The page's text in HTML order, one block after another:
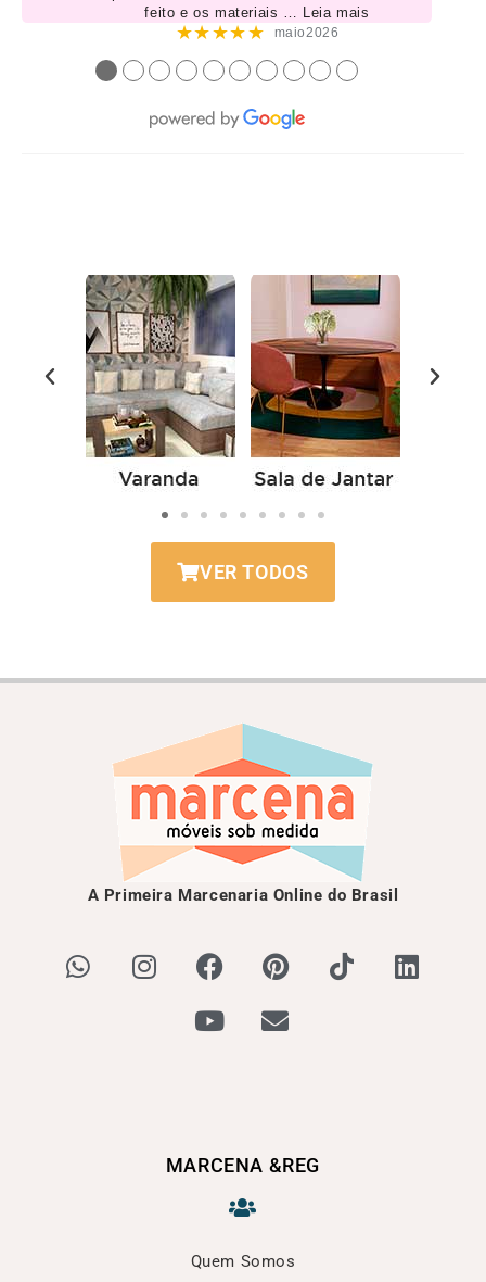
feito e os materiais
… Leia mais
★★★★★ maio2026
●●●●●●●●●●
VER TODOS
A Primeira Marcenaria Online do Brasil
MARCENA &REG
Quem Somos